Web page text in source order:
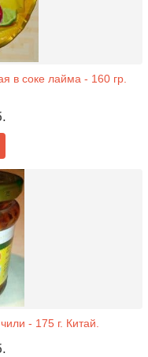
в соке лайма - 160 гр.
- 175 г. Китай.